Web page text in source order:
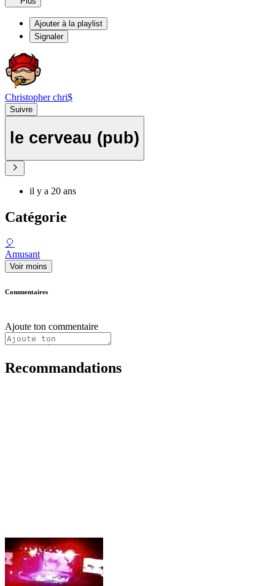
Ajouter à la playlist
Signaler
Christopher chri$
Suivre
le cerveau (pub)
il y a 20 ans
Catégorie
🎈
Amusant
Voir moins
Commentaires
Ajoute ton commentaire
Recommandations